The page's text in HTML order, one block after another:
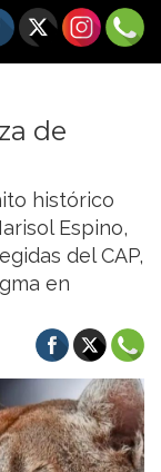
de
histórico
Espino,
del CAP,
en